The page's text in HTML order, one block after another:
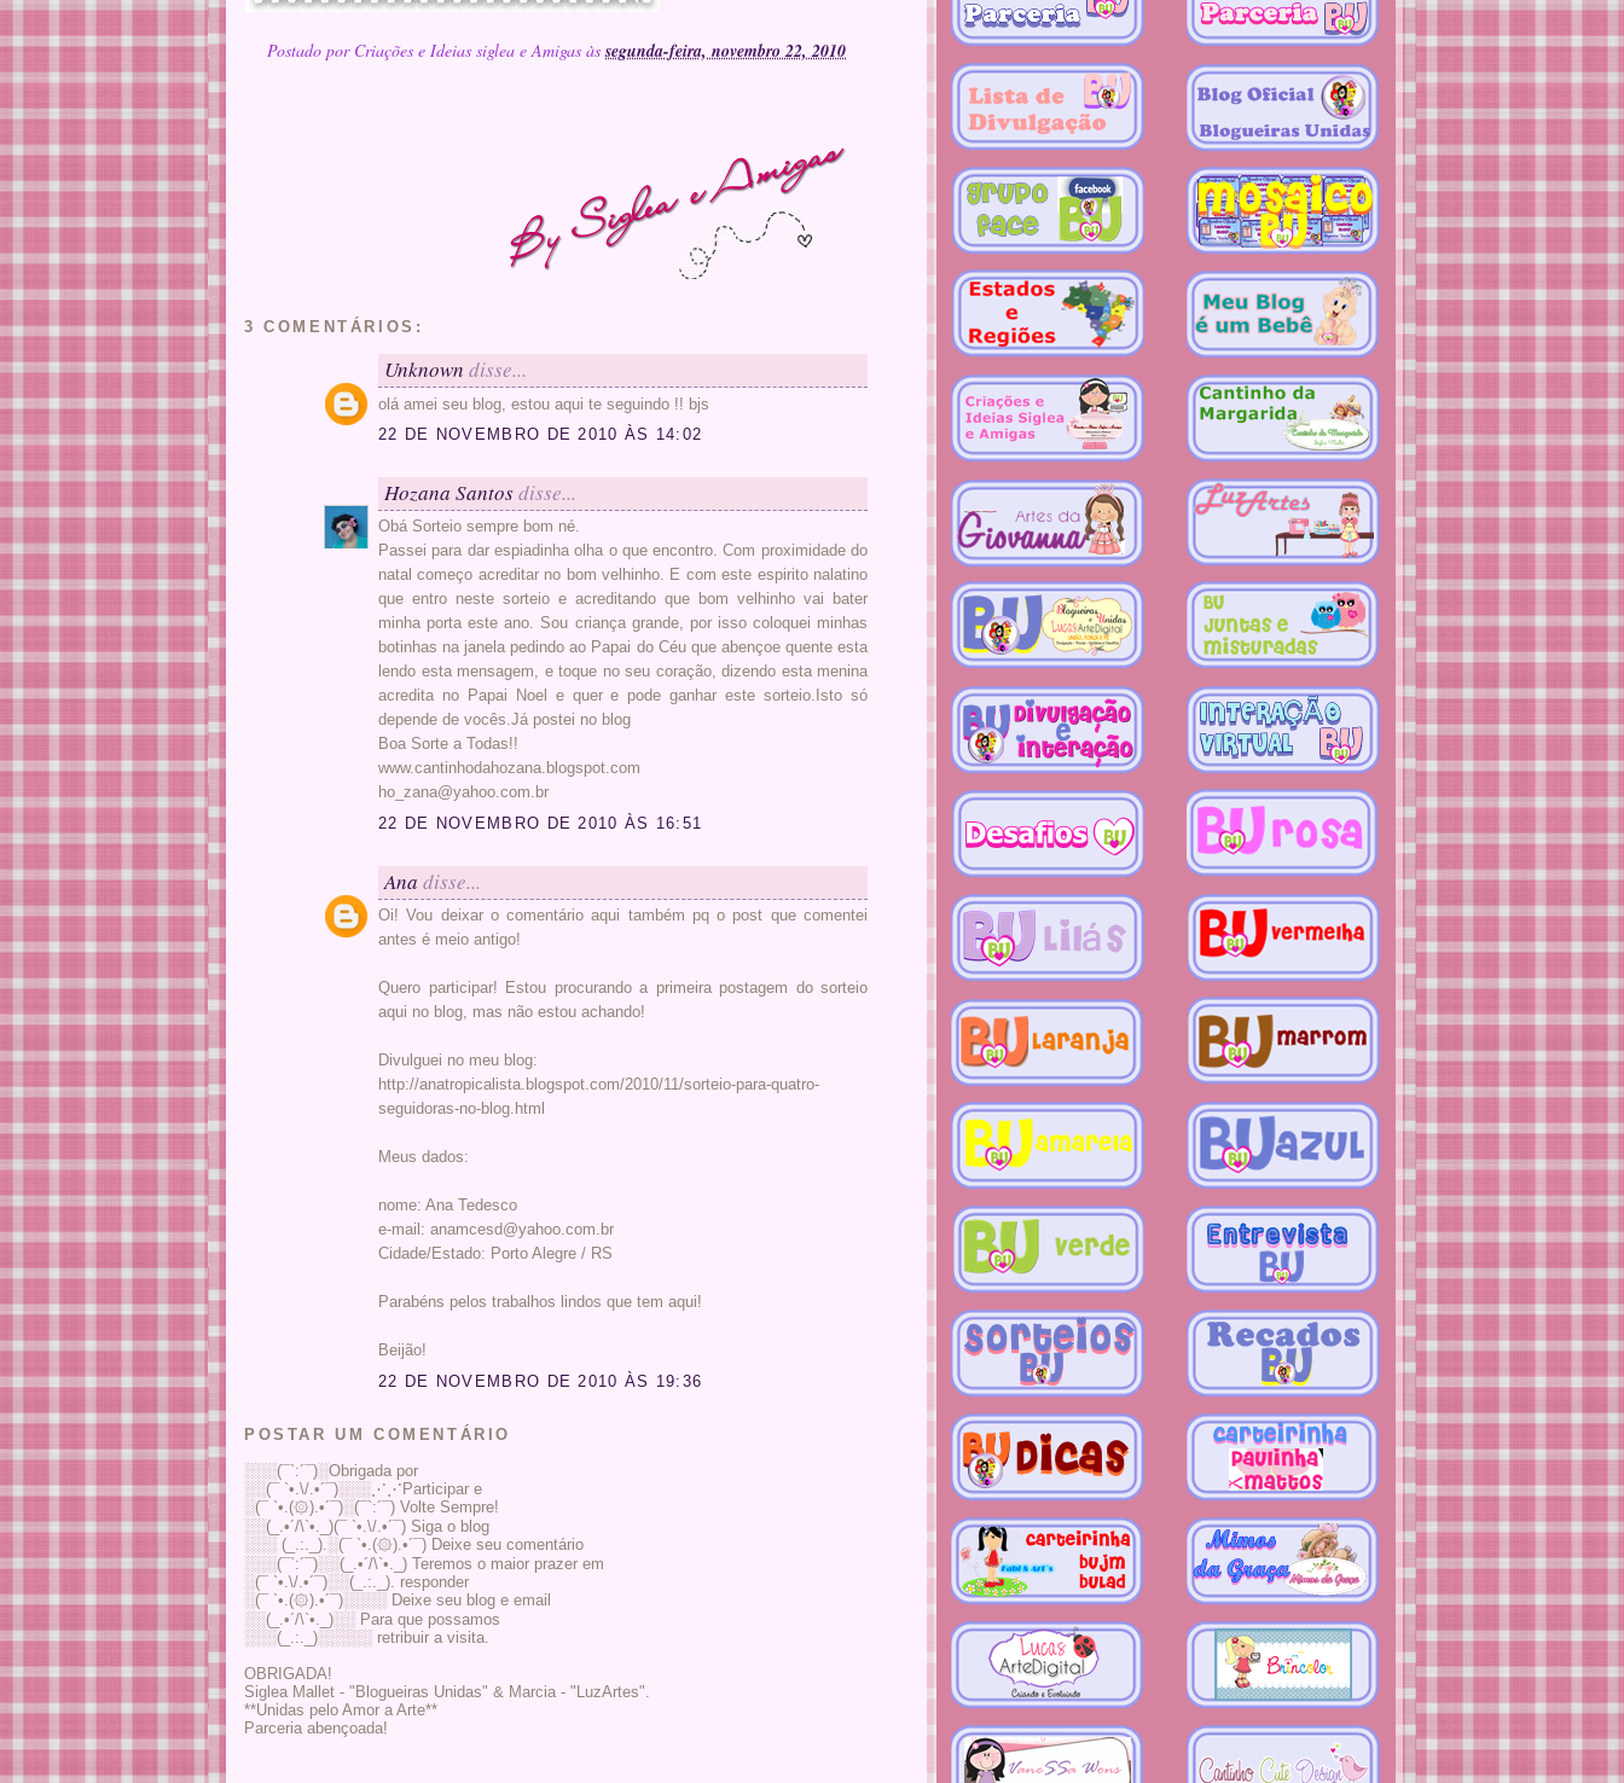
Postado por Criações e Ideias siglea e Amigas àssegunda-feira, novembro 22, 2010
3 COMENTÁRIOS:
Unknown disse...
olá amei seu blog, estou aqui te seguindo !! bjs
22 DE NOVEMBRO DE 2010 ÀS 14:02
Hozana Santosdisse...
Obá Sorteio sempre bom né.
Passei para dar espiadinha olha o que encontro. Com proximidade do
natal começo acreditar no bom velhinho. E com este espirito nalatino
que entro neste sorteio e acreditando que bom velhinho vai bater
minha porta este ano. Sou criança grande, por isso coloquei minhas
botinhas na janela pedindo ao Papai do Céu que abençoe quente esta
lendo esta mensagem, e toque no seu coração, dizendo esta menina
acredita no Papai Noel e quer e pode ganhar este sorteio.Isto só
depende de vocês.Já postei no blog
Boa Sorte a Todas!!
www.cantinhodahozana.blogspot.com
ho_zana@yahoo.com.br
22 DE NOVEMBRO DE 2010 ÀS 16:51
Ana disse...
Oi! Vou deixar o comentário aqui também pq o post que comentei
antes é meio antigo!
Quero participar! Estou procurando a primeira postagem do sorteio
aqui no blog, mas não estou achando!
Divulguei no meu blog:
http://anatropicalista.blogspot.com/2010/11/sorteio-para-quatro-
seguidoras-no-blog.html
Meus dados:
nome: Ana Tedesco
e-mail: anamcesd@yahoo.com.br
Cidade/Estado: Porto Alegre / RS
Parabéns pelos trabalhos lindos que tem aqui!
Beijão!
22 DE NOVEMBRO DE 2010 ÀS 19:36
POSTAR UM COMENTÁRIO
░░░(¯`:´¯)░Obrigada por
░░(¯ `•.\/.•´¯)░░░⋰⋰Participar e
░(¯ `•.(۞).•´¯)░(¯`:´¯) Volte Sempre!
░░(_.•´/\`•._)(¯ `•.\/.•´¯) Siga o blog
░░░ (_.:._).░(¯ `•.(۞).•´¯) Deixe seu comentário
░░░(¯`:´¯)░░(_.•´/\`•._) Teremos o maior prazer em
░(¯ `•.\/.•´¯)░░(_.:._). responder
░(¯ `•.(۞).•´¯)░░░░ Deixe seu blog e email
░░(_.•´/\`•._)░░ Para que possamos
░░░(_.:._)░░░░░ retribuir a visita.
OBRIGADA!
Siglea Mallet - "Blogueiras Unidas" & Marcia - "LuzArtes".
**Unidas pelo Amor a Arte**
Parceria abençoada!